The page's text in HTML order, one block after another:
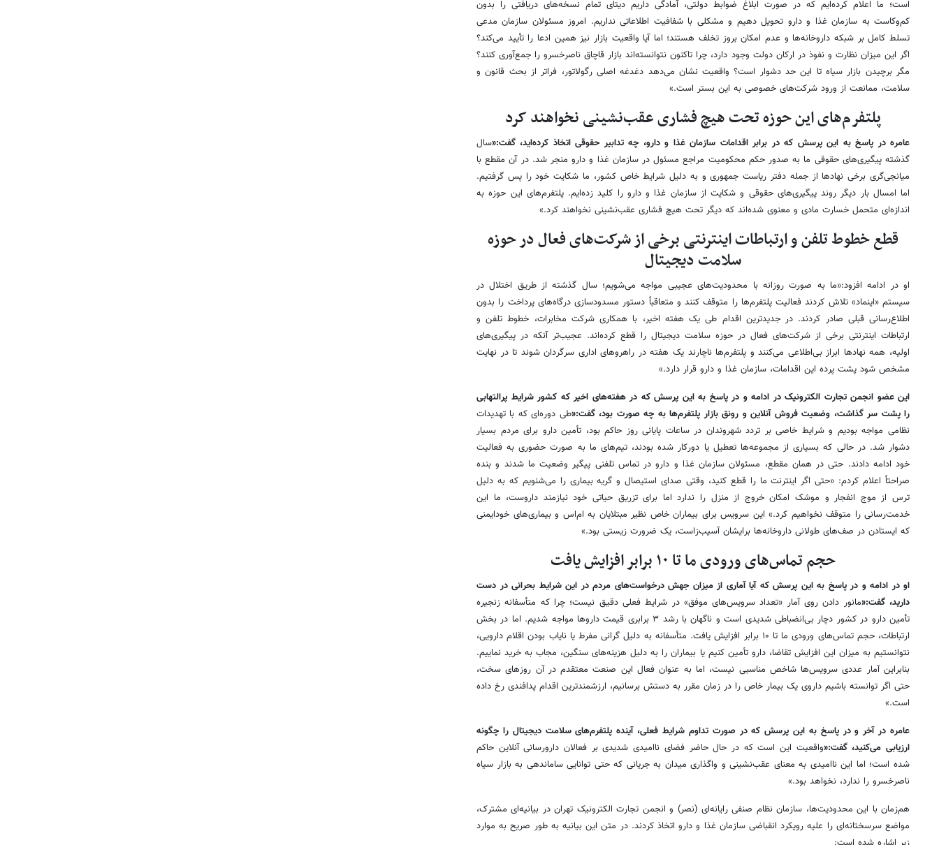
است؛ ما اعلام کرده‌ایم که در صورت ابلاغ ضوابط دولتی، آمادگی داریم دیتای تمام نسخه‌های دریافتی را بدون
کم‌وکاست به سازمان غذا و دارو تحویل دهیم و مشکلی با شفافیت اطلاعاتی نداریم. امروز مسئولان سازمان مدعی
تسلط کامل بر شبکه داروخانه‌ها و عدم امکان بروز تخلف هستند؛ اما آیا واقعیت بازار نیز همین ادعا را تأیید می‌کند؟
اگر این میزان نظارت و نفوذ در ارکان دولت وجود دارد، چرا تاکنون نتوانسته‌اند بازار قاچاق ناصرخسرو را جمع‌آوری کنند؟
مگر برچیدن بازار سیاه تا این حد دشوار است؟ واقعیت نشان می‌دهد دغدغه اصلی رگولاتور، فراتر از بحث قانون و
سلامت، ممانعت از ورود شرکت‌های خصوصی به این بستر است.»
پلتفرم‌های این حوزه تحت هیچ فشاری عقب‌نشینی نخواهند کرد
عامره در پاسخ به این پرسش که در برابر اقدامات سازمان غذا و دارو، چه تدابیر حقوقی اتخاذ کرده‌اید، گفت:«سال
گذشته پیگیری‌های حقوقی ما به صدور حکم محکومیت مراجع مسئول در سازمان غذا و دارو منجر شد. در آن مقطع با
میانجی‌گری برخی نهادها از جمله دفتر ریاست جمهوری و به دلیل شرایط خاص کشور، ما شکایت خود را پس گرفتیم.
اما امسال بار دیگر روند پیگیری‌های حقوقی و شکایت از سازمان غذا و دارو را کلید زده‌ایم. پلتفرم‌های این حوزه به
اندازه‌ای متحمل خسارت مادی و معنوی شده‌اند که دیگر تحت هیچ فشاری عقب‌نشینی نخواهند کرد.»
قطع خطوط تلفن و ارتباطات اینترنتی برخی از شرکت‌های فعال در حوزه
سلامت دیجیتال
او در ادامه افزود:«ما به صورت روزانه با محدودیت‌های عجیبی مواجه می‌شویم؛ سال گذشته از طریق اختلال در
سیستم «اینماد» تلاش کردند فعالیت پلتفرم‌ها را متوقف کنند و متعاقباً دستور مسدودسازی درگاه‌های پرداخت را بدون
اطلاع‌رسانی قبلی صادر کردند. در جدیدترین اقدام طی یک هفته اخیر، با همکاری شرکت مخابرات، خطوط تلفن و
ارتباطات اینترنتی برخی از شرکت‌های فعال در حوزه سلامت دیجیتال را قطع کرده‌اند. عجیب‌تر آنکه در پیگیری‌های
اولیه، همه نهادها ابراز بی‌اطلاعی می‌کنند و پلتفرم‌ها ناچارند یک هفته در راهروهای اداری سرگردان شوند تا در نهایت
مشخص شود پشت پرده این اقدامات، سازمان غذا و دارو قرار دارد.»
این عضو انجمن تجارت الکترونیک در ادامه و در پاسخ به این پرسش که در هفته‌های اخیر که کشور شرایط پرالتهابی
را پشت سر گذاشت، وضعیت فروش آنلاین و رونق بازار پلتفرم‌ها به چه صورت بود، گفت:«طی دوره‌ای که با تهدیدات
نظامی مواجه بودیم و شرایط خاصی بر تردد شهروندان در ساعات پایانی روز حاکم بود، تأمین دارو برای مردم بسیار
دشوار شد. در حالی که بسیاری از مجموعه‌ها تعطیل یا دورکار شده بودند، تیم‌های ما به صورت حضوری به فعالیت
خود ادامه دادند. حتی در همان مقطع، مسئولان سازمان غذا و دارو در تماس تلفنی پیگیر وضعیت ما شدند و بنده
صراحتاً اعلام کردم: «حتی اگر اینترنت ما را قطع کنید، وقتی صدای استیصال و گریه بیماری را می‌شنویم که به دلیل
ترس از موج انفجار و موشک امکان خروج از منزل را ندارد اما برای تزریق حیاتی خود نیازمند داروست، ما این
خدمت‌رسانی را متوقف نخواهیم کرد.» این سرویس برای بیماران خاص نظیر مبتلایان به ام‌اس و بیماری‌های خودایمنی
که ایستادن در صف‌های طولانی داروخانه‌ها برایشان آسیب‌زاست، یک ضرورت زیستی بود.»
حجم تماس‌های ورودی ما تا ۱۰ برابر افزایش یافت
او در ادامه و در پاسخ به این پرسش که آیا آماری از میزان جهش درخواست‌های مردم در این شرایط بحرانی در دست
دارید، گفت:«مانور دادن روی آمار «تعداد سرویس‌های موفق» در شرایط فعلی دقیق نیست؛ چرا که متأسفانه زنجیره
تأمین دارو در کشور دچار بی‌انضباطی شدیدی است و ناگهان با رشد ۳ برابری قیمت داروها مواجه شدیم. اما در بخش
ارتباطات، حجم تماس‌های ورودی ما تا ۱۰ برابر افزایش یافت. متأسفانه به دلیل گرانی مفرط یا نایاب بودن اقلام دارویی،
نتوانستیم به میزان این افزایش تقاضا، دارو تأمین کنیم یا بیماران را به دلیل هزینه‌های سنگین، مجاب به خرید نماییم.
بنابراین آمار عددی سرویس‌ها شاخص مناسبی نیست، اما به عنوان فعال این صنعت معتقدم در آن روزهای سخت،
حتی اگر توانسته باشیم داروی یک بیمار خاص را در زمان مقرر به دستش برسانیم، ارزشمندترین اقدام پدافندی رخ داده
است.»
عامره در آخر و در پاسخ به این پرسش که در صورت تداوم شرایط فعلی، آینده پلتفرم‌های سلامت دیجیتال را چگونه
ارزیابی می‌کنید، گفت:«واقعیت این است که در حال حاضر فضای ناامیدی شدیدی بر فعالان دارورسانی آنلاین حاکم
شده است؛ اما این ناامیدی به معنای عقب‌نشینی و واگذاری میدان به جریانی که حتی توانایی ساماندهی به بازار سیاه
ناصرخسرو را ندارد، نخواهد بود.»
هم‌زمان با این محدودیت‌ها، سازمان نظام صنفی رایانه‌ای (نصر) و انجمن تجارت الکترونیک تهران در بیانیه‌ای مشترک،
مواضع سرسختانه‌ای را علیه رویکرد انقباضی سازمان غذا و دارو اتخاذ کردند. در متن این بیانیه به طور صریح به موارد